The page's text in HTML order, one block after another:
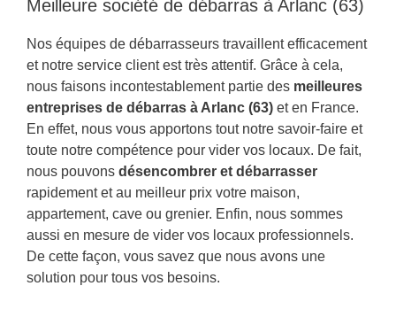
Meilleure société de débarras à Arlanc (63)
Nos équipes de débarrasseurs travaillent efficacement
et notre service client est très attentif. Grâce à cela,
nous faisons incontestablement partie des meilleures
entreprises de débarras à Arlanc (63) et en France.
En effet, nous vous apportons tout notre savoir-faire et
toute notre compétence pour vider vos locaux. De fait,
nous pouvons désencombrer et débarrasser
rapidement et au meilleur prix votre maison,
appartement, cave ou grenier. Enfin, nous sommes
aussi en mesure de vider vos locaux professionnels.
De cette façon, vous savez que nous avons une
solution pour tous vos besoins.